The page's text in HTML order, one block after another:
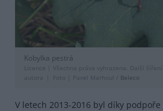
Kobylka pestrá
Licence |
Všechna práva vyhrazena. Další
autora
Foto | Pavel Marhoul / Beleco
V letech 2013-2016 byl díky